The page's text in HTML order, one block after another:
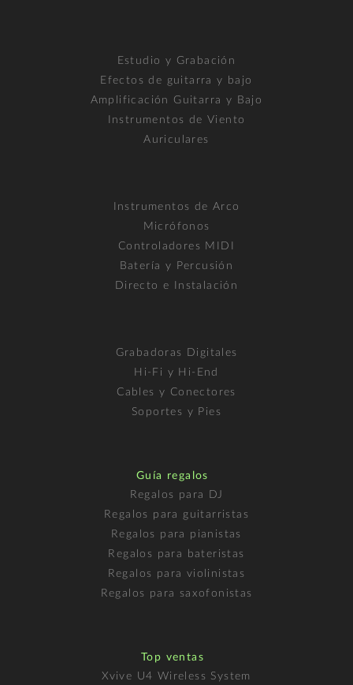
Estudio y Grabación
Efectos de guitarra y bajo
Amplificación Guitarra y Bajo
Instrumentos de Viento
Auriculares
Instrumentos de Arco
Micrófonos
Controladores MIDI
Batería y Percusión
Directo e Instalación
Grabadoras Digitales
Hi-Fi y Hi-End
Cables y Conectores
Soportes y Pies
Guía regalos
Regalos para DJ
Regalos para guitarristas
Regalos para pianistas
Regalos para bateristas
Regalos para violinistas
Regalos para saxofonistas
Top ventas
Xvive U4 Wireless System